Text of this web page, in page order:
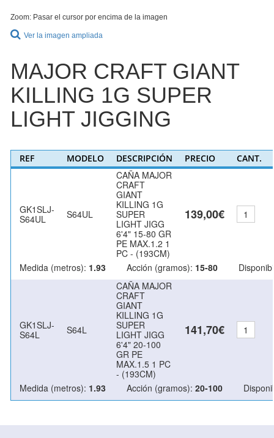
Zoom: Pasar el cursor por encima de la imagen
Ver la imagen ampliada
MAJOR CRAFT GIANT
KILLING 1G SUPER
LIGHT JIGGING
REF MODELO DESCRIPCIÓN PRECIO CANT.
GK1SLJ-
S64UL
S64UL
CAÑA MAJOR
CRAFT
GIANT
KILLING 1G
SUPER
LIGHT JIGG
6'4" 15-80 GR
PE MAX.1.2 1
PC - (193CM)
139,00€
Medida (metros): 1.93 Acción (gramos): 15-80
GK1SLJ-
S64L
S64L
CAÑA MAJOR
CRAFT
GIANT
KILLING 1G
SUPER
LIGHT JIGG
6'4" 20-100
GR PE
MAX.1.5 1 PC
- (193CM)
141,70€
Medida (metros): 1.93 Acción (gramos): 20-100